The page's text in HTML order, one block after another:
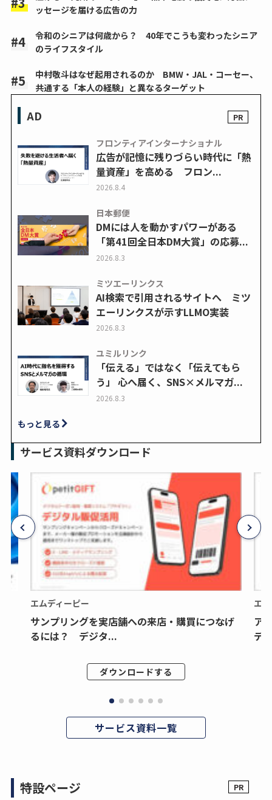
ッセージを届ける広告の力
令和のシニアは何歳から？ 40年でこうも変わったシニア
のライフスタイル
中村敬斗はなぜ起用されるのか BMW・JAL・コーセー、
共通する「本人の経験」と異なるターゲット
AD
フロンティアインターナショナル
広告が記憶に残りづらい時代に「熱
量資産」を高める フロン...
2026.8.4
日本郵便
DMには人を動かすパワーがある
「第41回全日本DM大賞」の応募...
2026.8.3
ミツエーリンクス
AI検索で引用されるサイトへ ミツ
エーリンクスが示すLLMO実装
2026.8.3
ユミルリンク
「伝える」ではなく「伝えてもら
う」 心へ届く、SNS×メルマガ...
2026.8.3
もっと見る
サービス資料ダウンロード
エムディーピー
サンプリングを実店舗への来店・購買につなげ
るには？ デジタ...
ダウンロードする
エ
ア
デ
サービス資料一覧
特設ページ